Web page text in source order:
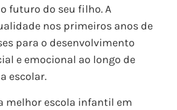
futuro do seu filho. A
nos primeiros anos de
para o desenvolvimento
e emocional ao longo de
escolar.
melhor escola infantil em